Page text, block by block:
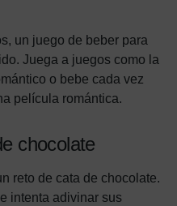
un juego de beber para
Juega a juegos como la
o bebe cada vez
película romántica.
chocolate
reto de cata de chocolate.
intenta adivinar sus